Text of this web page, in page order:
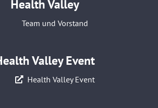
Health Valley
Team und Vorstand
Valley Event
Health Valley Event